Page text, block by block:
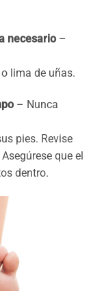
necesario –
lima de uñas.
– Nunca
pies. Revise
que el
dentro.